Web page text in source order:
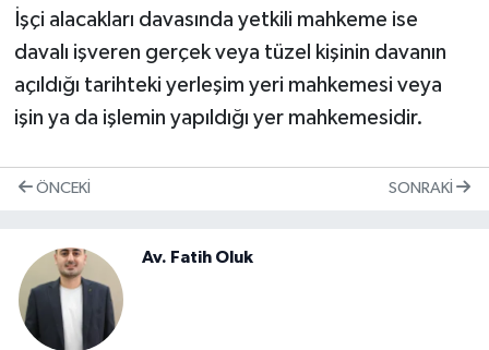
İşçi alacakları davasında yetkili mahkeme ise
davalı işveren gerçek veya tüzel kişinin davanın
açıldığı tarihteki yerleşim yeri mahkemesi veya
işin ya da işlemin yapıldığı yer mahkemesidir.
ÖNCEKI SONRAKI
Av. Fatih Oluk